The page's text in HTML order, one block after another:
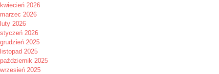
kwiecień 2026
marzec 2026
luty 2026
styczeń 2026
grudzień 2025
listopad 2025
październik 2025
wrzesień 2025